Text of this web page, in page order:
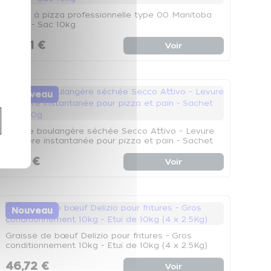
Farine à pizza professionnelle type 00 Manitoba
W410 - Sac 10kg
23,31 € Voir
Nouveau
Levure boulangère séchée Secco Attivo – Levure
de bière instantanée pour pizza et pain - Sachet
7,59 € Voir
Nouveau
Graisse de bœuf Delizio pour fritures - Gros
conditionnement 10kg - Etui de 10kg (4 x 2.5Kg)
46,72 € Voir